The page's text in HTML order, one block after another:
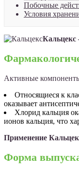
Побочные
Условия
Кальцекс
Активные
Относящиеся к
оказывает
Хлорид кальция
ионов кальция, что
Применение
Форма